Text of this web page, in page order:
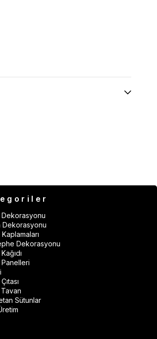
Dekorasyonu
Dekorasyonu
Dekorasyonu
Sütunlar